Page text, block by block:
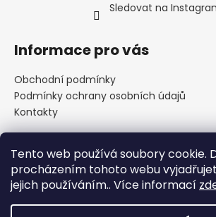
Tento web používá soubory cookie.
procházením tohoto webu
jejich používáním.. Více informací
Sledovat na
Informace pro vás
Obchodní podmínky
Podmínky ochrany osobních údajů
Kontakty
Přijímáme online platby